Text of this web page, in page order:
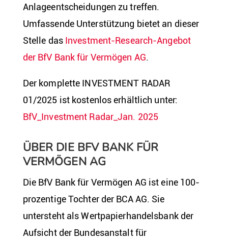
Anlageentscheidungen zu treffen.
Umfassende Unterstützung bietet an dieser
Stelle das Investment-Research-Angebot
der BfV Bank für Vermögen AG.
Der komplette INVESTMENT RADAR
01/2025 ist kostenlos erhältlich unter:
BfV_Investment Radar_Jan. 2025
ÜBER DIE BFV BANK FÜR
VERMÖGEN AG
Die BfV Bank für Vermögen AG ist eine 100-
prozentige Tochter der BCA AG. Sie
untersteht als Wertpapierhandelsbank der
Aufsicht der Bundesanstalt für